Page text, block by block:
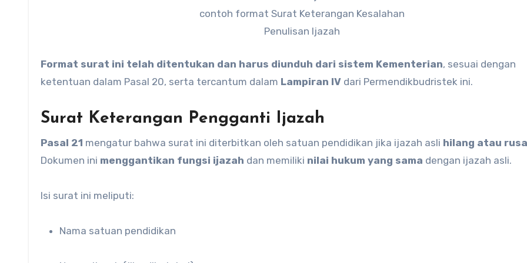
contoh format Surat Keterangan Kesalahan
Penulisan Ijazah
Format surat ini telah ditentukan dan harus diunduh dari sistem Kementerian, sesuai dengan
ketentuan dalam Pasal 20, serta tercantum dalam Lampiran IV dari Permendikbudristek ini.
Surat Keterangan Pengganti Ijazah
Pasal 21 mengatur bahwa surat ini diterbitkan oleh satuan pendidikan jika ijazah asli hilang atau
Dokumen ini menggantikan fungsi ijazah dan memiliki nilai hukum yang sama dengan ijazah asli.
Isi surat ini meliputi:
Nama satuan pendidikan